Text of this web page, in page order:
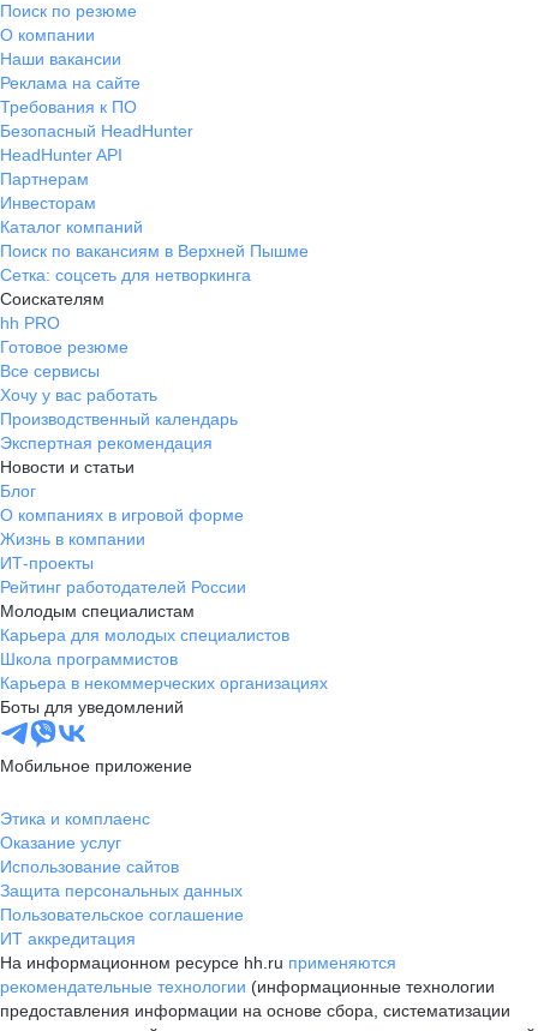
Поиск по резюме
О компании
Наши вакансии
Реклама на сайте
Требования к ПО
Безопасный HeadHunter
HeadHunter API
Партнерам
Инвесторам
Каталог компаний
Поиск по вакансиям в Верхней Пышме
Сетка: соцсеть для нетворкинга
Соискателям
hh PRO
Готовое резюме
Все сервисы
Хочу у вас работать
Производственный календарь
Экспертная рекомендация
Новости и статьи
Блог
О компаниях в игровой форме
Жизнь в компании
ИТ-проекты
Рейтинг работодателей России
Молодым специалистам
Карьера для молодых специалистов
Школа программистов
Карьера в некоммерческих организациях
Боты для уведомлений
Мобильное приложение
Этика и комплаенс
Оказание услуг
Использование сайтов
Защита персональных данных
Пользовательское соглашение
ИТ аккредитация
На информационном ресурсе hh.ru применяются
рекомендательные технологии (информационные технологии
предоставления информации на основе сбора, систематизации